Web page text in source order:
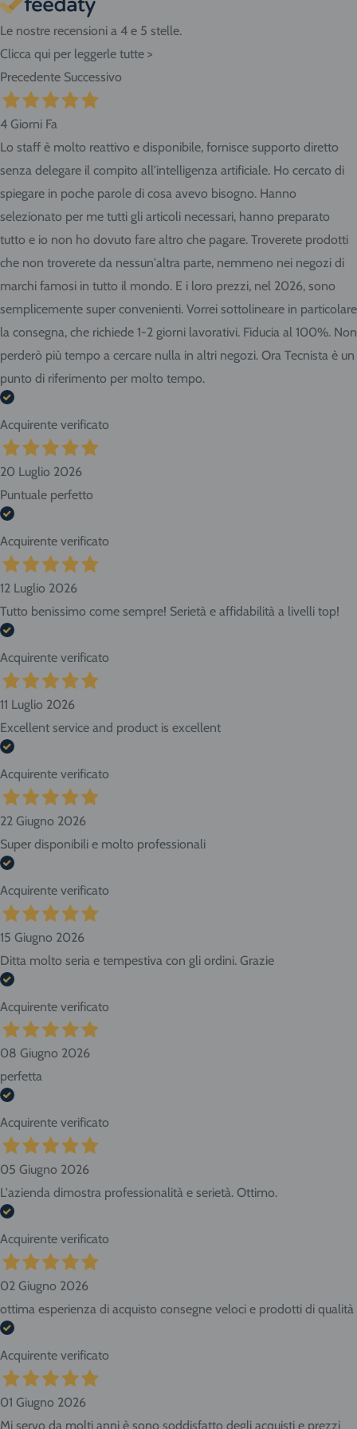
Le nostre recensioni a 4 e 5 stelle.
Clicca qui per leggerle tutte >
Precedente Successivo
4 Giorni Fa
Lo staff è molto reattivo e disponibile, fornisce supporto diretto
senza delegare il compito all'intelligenza artificiale. Ho cercato di
spiegare in poche parole di cosa avevo bisogno. Hanno
selezionato per me tutti gli articoli necessari, hanno preparato
tutto e io non ho dovuto fare altro che pagare. Troverete prodotti
che non troverete da nessun'altra parte, nemmeno nei negozi di
marchi famosi in tutto il mondo. E i loro prezzi, nel 2026, sono
semplicemente super convenienti. Vorrei sottolineare in particolare
la consegna, che richiede 1-2 giorni lavorativi. Fiducia al 100%. Non
perderò più tempo a cercare nulla in altri negozi. Ora Tecnista è un
punto di riferimento per molto tempo.
Acquirente verificato
20 Luglio 2026
Puntuale perfetto
Acquirente verificato
12 Luglio 2026
Tutto benissimo come sempre! Serietà e affidabilità a livelli top!
Acquirente verificato
11 Luglio 2026
Excellent service and product is excellent
Acquirente verificato
22 Giugno 2026
Super disponibili e molto professionali
Acquirente verificato
15 Giugno 2026
Ditta molto seria e tempestiva con gli ordini. Grazie
Acquirente verificato
08 Giugno 2026
perfetta
Acquirente verificato
05 Giugno 2026
L'azienda dimostra professionalità e serietà. Ottimo.
Acquirente verificato
02 Giugno 2026
ottima esperienza di acquisto consegne veloci e prodotti di qualità
Acquirente verificato
01 Giugno 2026
Mi servo da molti anni è sono soddisfatto degli acquisti e prezzi